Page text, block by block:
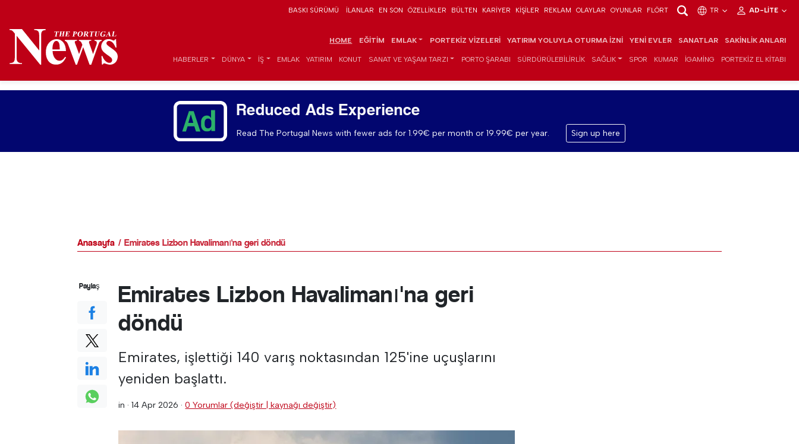
BASKI SÜRÜMÜ İLANLAR EN SON ÖZELLIKLER BÜLTEN KARIYER KIŞILER REKLAM OLAYLAR OYUNLAR FLÖRT TR AD-LITE
HOME EĞITIM EMLAK PORTEKIZ VIZELERI YATIRIM YOLUYLA OTURMA İZNI YENI EVLER SANATLAR SAKINLIK ANLARI
HABERLER DÜNYA İŞ EMLAK YATIRIM KONUT SANAT VE YAŞAM TARZI PORTO ŞARABI SÜRDÜRÜLEBILIRLIK SAĞLIK SPOR KUMAR IGAMING PORTEKIZ EL KITABI
Reduced Ads Experience
Read The Portugal News with fewer ads for 1.99€ per month or 19.99€ per year. Sign up here
Anasayfa Emirates Lizbon Havalimanı'na geri döndü
Emirates Lizbon Havalimanı'na geri
döndü
Emirates, işlettiği 140 varış noktasından 125'ine uçuşlarını
yeniden başlattı.
in ·14 Apr 2026 ·0 Yorumlar (değiştir | kaynağı değiştir)
Paylaş